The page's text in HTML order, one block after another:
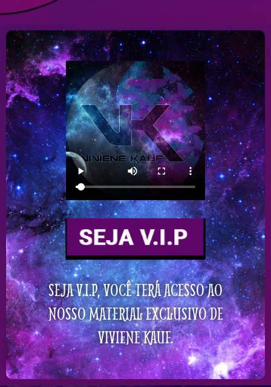
SEJA V.I.P, VOCÊ TERÁ ACESSO AO
NOSSO MATERIAL EXCLUSIVO DE
VIVIENE KAUF.